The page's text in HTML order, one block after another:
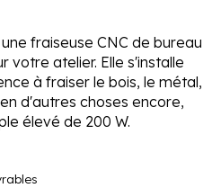
fraiseuse CNC de bureau
votre atelier. Elle s'installe
à fraiser le bois, le métal,
d'autres choses encore,
élevé de 200 W.